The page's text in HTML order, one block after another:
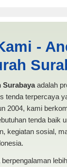
|
ANEKA
-
Surabayaadalah
tenda terpercaya
2004, kami
tenda baik
kegiatan sosial,